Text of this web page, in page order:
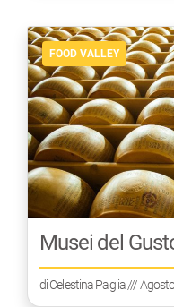
FOOD VALLEY
Musei del
diCelestina Paglia///